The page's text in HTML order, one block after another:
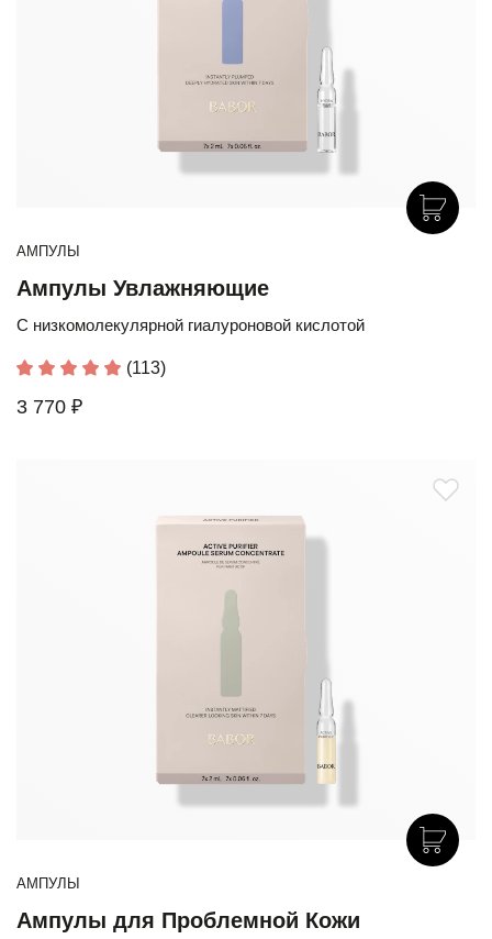
АМПУЛЫ
Ампулы Увлажняющие
С низкомолекулярной гиалуроновой кислотой
(113)
3 770 ₽
АМПУЛЫ
Ампулы для Проблемной Кожи